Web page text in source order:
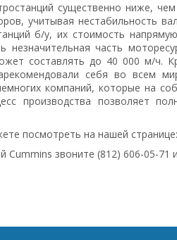
существенно ниже,
учитывая нестабильность
б/у, их стоимость
часть
составлять до 40 000 м/ч.
себя во всем
компаний, которые на
производства позволяет
посмотреть на нашей странице:
звоните (812) 606-05-71